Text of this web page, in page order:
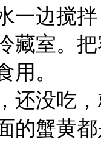
一边搅
藏室。
用。
还没吃
的蟹黄